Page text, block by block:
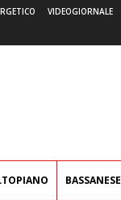
VIDEOGIORNALE
BASSANESE